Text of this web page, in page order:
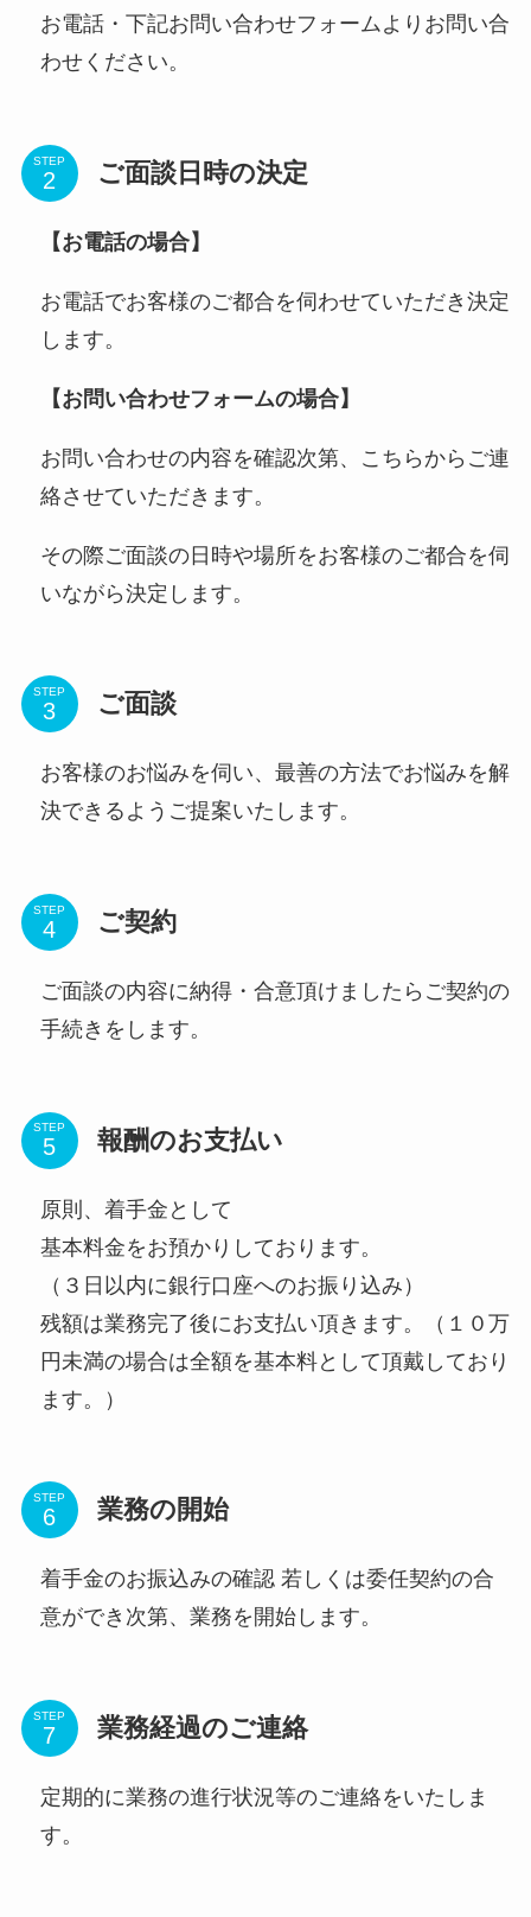
お電話・下記お問い合わせフォームよりお問い合
わせください。
STEP ご面談日時の決定
【お電話の場合】
お電話でお客様のご都合を伺わせていただき決定
します。
【お問い合わせフォームの場合】
お問い合わせの内容を確認次第、こちらからご連
絡させていただきます。
その際ご面談の日時や場所をお客様のご都合を伺
いながら決定します。
STEP ご面談
お客様のお悩みを伺い、最善の方法でお悩みを解
決できるようご提案いたします。
STEP ご契約
ご面談の内容に納得・合意頂けましたらご契約の
手続きをします。
STEP 報酬のお支払い
原則、着手金として
基本料金をお預かりしております。
（３日以内に銀行口座へのお振り込み）
残額は業務完了後にお支払い頂きます。（１０万
円未満の場合は全額を基本料として頂戴しており
ます。）
STEP 業務の開始
着手金のお振込みの確認 若しくは委任契約の合
意ができ次第、業務を開始します。
STEP 業務経過のご連絡
定期的に業務の進行状況等のご連絡をいたしま
す。